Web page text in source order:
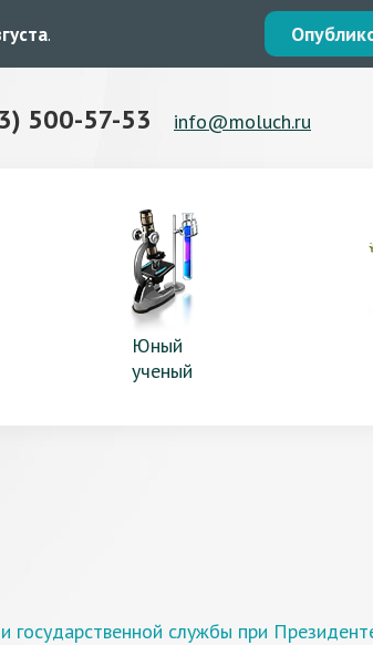
.
500-57-53 info@moluch.ru
Юный
ученый
государственной службы при